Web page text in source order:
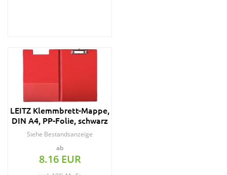
LEITZ Klemmbrett-Mappe,
DIN A4, PP-Folie, schwarz
Siehe Bestandsanzeige
ab
8.16 EUR